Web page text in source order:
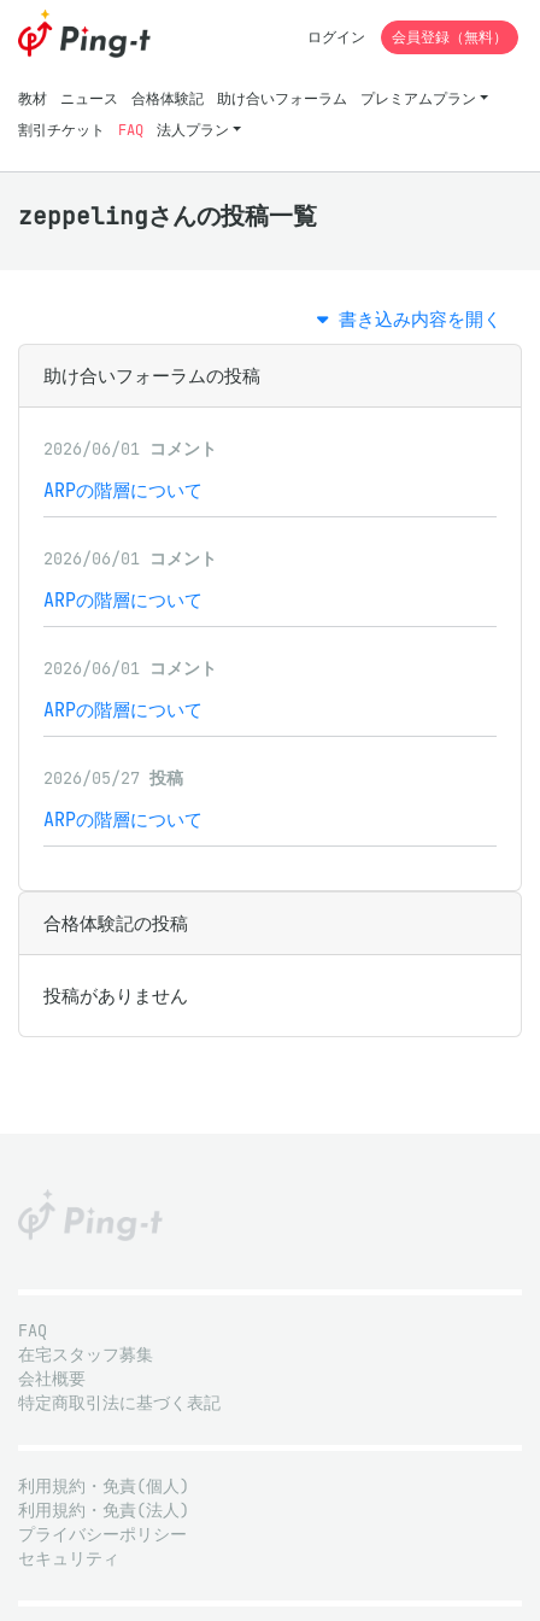
教材 ニュース 合格体験記 助け合いフォーラム
プレミアムプラン
割引チケット
FAQ 法人プラン
ログイン 会員登録（無料）
zeppelingさんの投稿一覧
書き込み内容を開く
助け合いフォーラムの投稿
2026/06/01 コメント
ARPの階層について
2026/06/01 コメント
ARPの階層について
2026/06/01 コメント
ARPの階層について
2026/05/27 投稿
ARPの階層について
合格体験記の投稿
投稿がありません
FAQ
在宅スタッフ募集
会社概要
特定商取引法に基づく表記
利用規約・免責(個人)
利用規約・免責(法人)
プライバシーポリシー
セキュリティ